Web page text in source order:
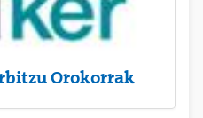
Orokorrak